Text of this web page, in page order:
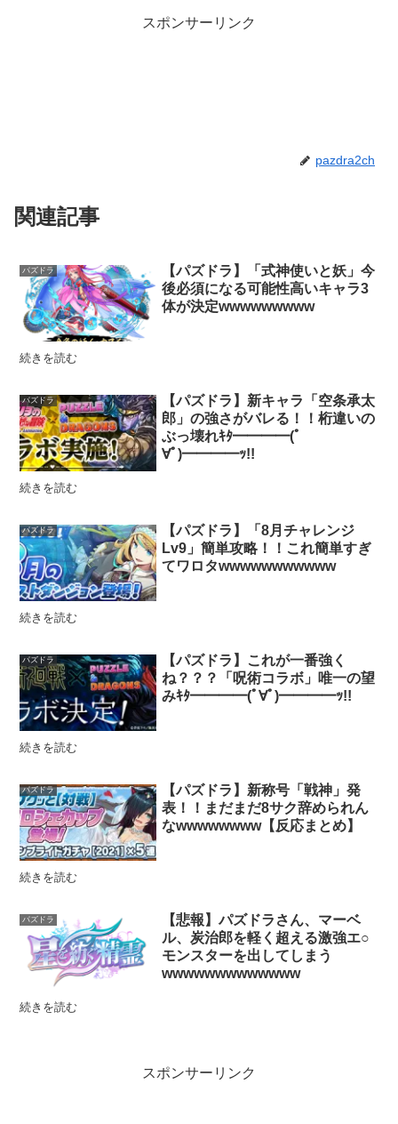
スポンサーリンク
pazdra2ch
関連記事
パズドラ
【パズドラ】「式神使いと妖」今
後必須になる可能性高いキャラ3
体が決定wwwwwwwww
続きを読む
パズドラ
【パズドラ】新キャラ「空条承太
郎」の強さがバレる！！桁違いの
ぶっ壊れｷﾀ━━━━(ﾟ
∀ﾟ)━━━━ｯ!!
続きを読む
パズドラ
【パズドラ】「8月チャレンジ
Lv9」簡単攻略！！これ簡単すぎ
てワロタwwwwwwwwwww
続きを読む
パズドラ
【パズドラ】これが一番強く
ね？？？「呪術コラボ」唯一の望
みｷﾀ━━━━(ﾟ∀ﾟ)━━━━ｯ!!
続きを読む
パズドラ
【パズドラ】新称号「戦神」発
表！！まだまだ8サク辞められん
なwwwwwwww【反応まとめ】
続きを読む
パズドラ
【悲報】パズドラさん、マーベ
ル、炭治郎を軽く超える激強エ○
モンスターを出してしまう
wwwwwwwwwwwww
続きを読む
スポンサーリンク